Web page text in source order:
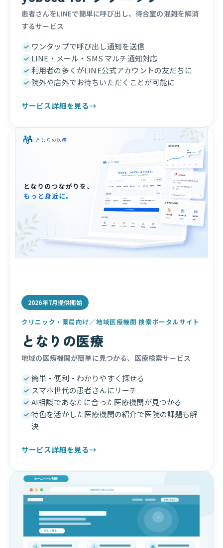
患者さんをLINEで簡単に呼び出し、待合室の混雑を解消
するサービス
ワンタップで呼び出し通知を送信
LINE・メール・SMS マルチ通知対応
利用者の多くがLINE公式アカウントの友だちに
院外や店外でお待ちいただくことが可能に
サービス詳細を見る→
2026年7月提供開始
クリニック・薬局向け／地域医療機関 検索ポータルサイト
となりの医療
地域の医療機関が簡単に見つかる、医療検索サービス
簡単・便利・わかりやすく探せる
スマホ世代の患者さんにリーチ
AI相談であなたに合った医療機関が見つかる
特色を活かした医療機関の紹介で医院の課題も解
決
サービス詳細を見る→